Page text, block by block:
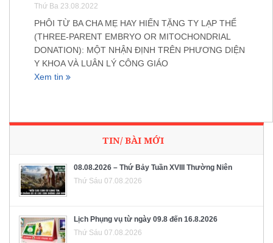
Thứ Ba 23.08.2022
PHÔI TỪ BA CHA MẸ HAY HIẾN TẶNG TY LẠP THỂ
(THREE-PARENT EMBRYO OR MITOCHONDRIAL
DONATION): MỘT NHẬN ĐỊNH TRÊN PHƯƠNG DIỆN
Y KHOA VÀ LUÂN LÝ CÔNG GIÁO
Xem tin
TIN/ BÀI MỚI
08.08.2026 – Thứ Bảy Tuần XVIII Thường Niên
Thứ Sáu 07.08.2026
Lịch Phụng vụ từ ngày 09.8 đến 16.8.2026
Thứ Sáu 07.08.2026